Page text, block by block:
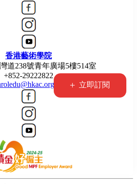
+ 立即訂閱
香港藝術學院
道238號青年廣場5樓514室
+852-29222822